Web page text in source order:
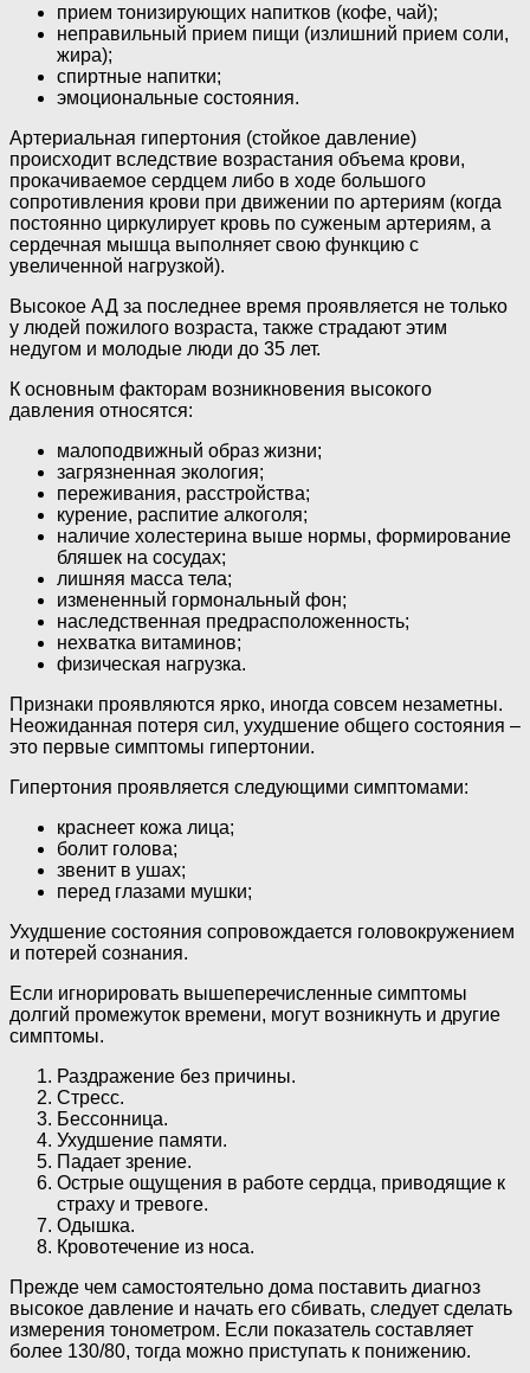
прием тонизирующих напитков (кофе, чай);
неправильный прием пищи (излишний прием соли,
жира);
спиртные напитки;
эмоциональные состояния.
Артериальная гипертония (стойкое давление)
происходит вследствие возрастания объема крови,
прокачиваемое сердцем либо в ходе большого
сопротивления крови при движении по артериям (когда
постоянно циркулирует кровь по суженым артериям, а
сердечная мышца выполняет свою функцию с
увеличенной нагрузкой).
Высокое АД за последнее время проявляется не только
у людей пожилого возраста, также страдают этим
недугом и молодые люди до 35 лет.
К основным факторам возникновения высокого
давления относятся:
малоподвижный образ жизни;
загрязненная экология;
переживания, расстройства;
курение, распитие алкоголя;
наличие холестерина выше нормы, формирование
бляшек на сосудах;
лишняя масса тела;
измененный гормональный фон;
наследственная предрасположенность;
нехватка витаминов;
физическая нагрузка.
Признаки проявляются ярко, иногда совсем незаметны.
Неожиданная потеря сил, ухудшение общего состояния –
это первые симптомы гипертонии.
Гипертония проявляется следующими симптомами:
краснеет кожа лица;
болит голова;
звенит в ушах;
перед глазами мушки;
Ухудшение состояния сопровождается головокружением
и потерей сознания.
Если игнорировать вышеперечисленные симптомы
долгий промежуток времени, могут возникнуть и другие
симптомы.
Раздражение без причины.
Стресс.
Бессонница.
Ухудшение памяти.
Падает зрение.
Острые ощущения в работе сердца, приводящие к
страху и тревоге.
Одышка.
Кровотечение из носа.
Прежде чем самостоятельно дома поставить диагноз
высокое давление и начать его сбивать, следует сделать
измерения тонометром. Если показатель составляет
более 130/80, тогда можно приступать к понижению.